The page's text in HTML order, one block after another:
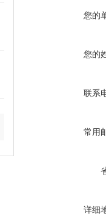
您的
您的
联系
常用
详细